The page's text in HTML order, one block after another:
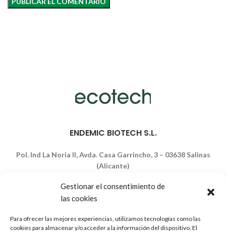
Gestionar el consentimiento de
las cookies
Para ofrecer las mejores experiencias, utilizamos tecnologías como las
cookies para almacenar y/o acceder a la información del dispositivo. El
ENDEMIC BIOTECH S.L.
Pol. Ind La Noria ll, Avda. Casa Garrincho, 3 – 03638 Salinas
(Alicante)
ecotech@endemicbiotech.com
SISTEMA DOSIFICACIÓN